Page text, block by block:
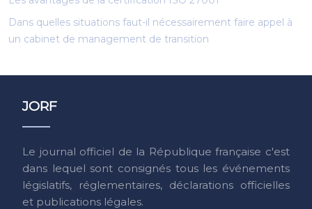
Dans quelles situations faut-il nécessairement faire appel à
un cabinet de management de transition
JORF
Le journal officiel de la République française c'est
dans lequel sont consignés tous les événements
législatifs, réglementaires, déclarations officielles
et publications légales.